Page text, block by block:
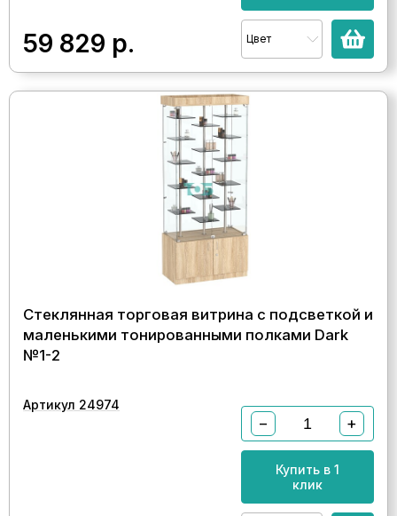
59 829 р. Цвет
Стеклянная торговая витрина с подсветкой и
маленькими тонированными полками Dark
№1-2
Артикул 24974
− +
Купить в 1
клик